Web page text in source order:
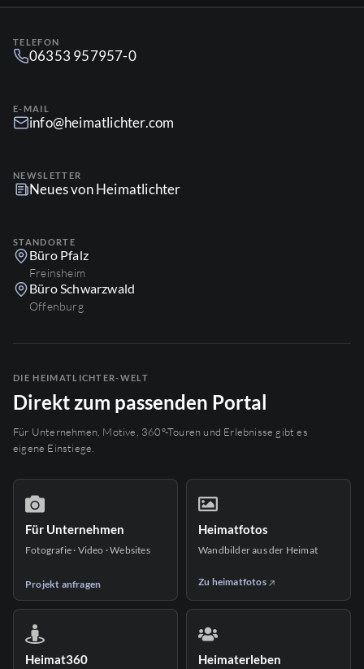
TELEFON
06353 957957-0
E-MAIL
info@heimatlichter.com
NEWSLETTER
Neues von Heimatlichter
STANDORTE
Büro Pfalz
Freinsheim
Büro Schwarzwald
Offenburg
DIE HEIMATLICHTER-WELT
Direkt zum passenden Portal
Für Unternehmen, Motive, 360°-Touren und Erlebnisse gibt es
eigene Einstiege.
Für Unternehmen
Fotografie · Video · Websites
Projekt anfragen
Heimatfotos
Wandbilder aus der Heimat
Zu heimatfotos
Heimat360 Heimaterleben